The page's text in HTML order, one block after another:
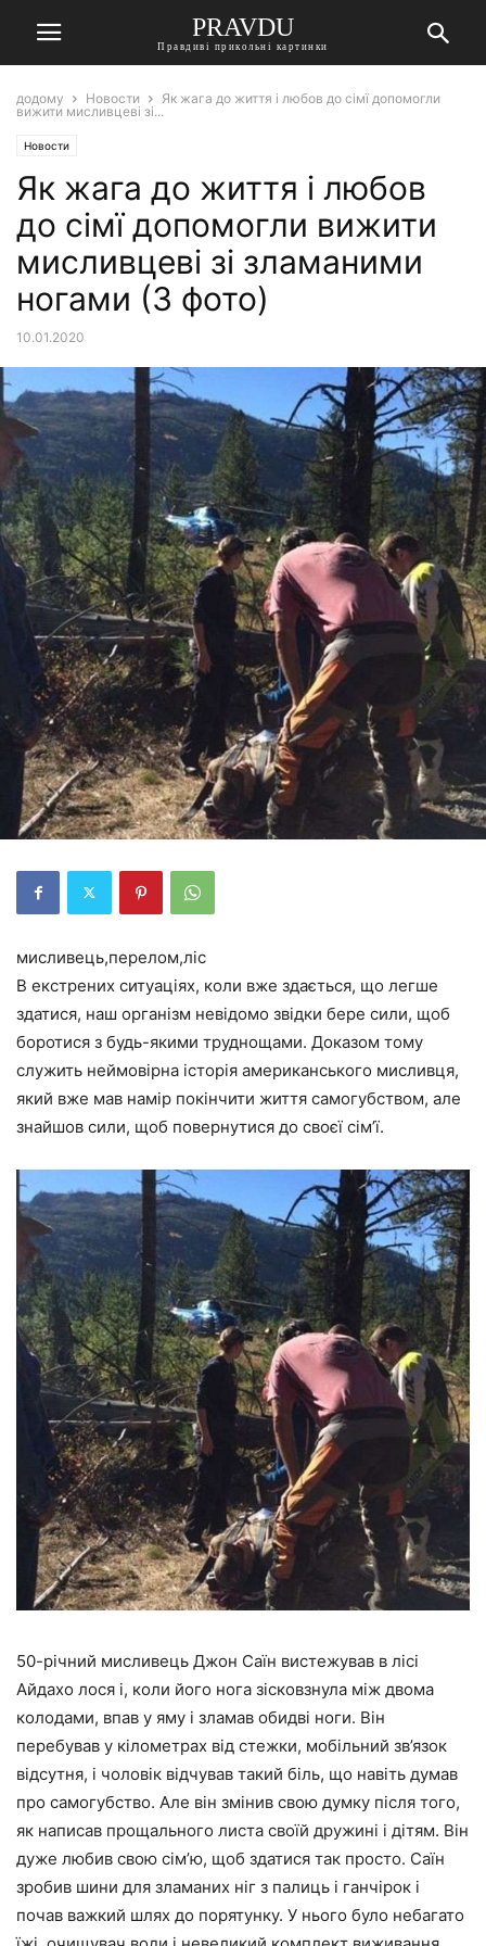
PRAVDU
Правдиві прикольні картинки
додому Новости
Як жага до життя і любов до сімї допомогли
вижити мисливцеві зі...
Новости
Як жага до життя і любов
до сімї допомогли вижити
мисливцеві зі зламаними
ногами (3 фото)
10.01.2020
мисливець,перелом,ліс
В екстрених ситуаціях, коли вже здається, що легше
здатися, наш організм невідомо звідки бере сили, щоб
боротися з будь-якими труднощами. Доказом тому
служить неймовірна історія американського мисливця,
який вже мав намір покінчити життя самогубством, але
знайшов сили, щоб повернутися до своєї сім’ї.
50-річний мисливець Джон Саїн вистежував в лісі
Айдахо лося і, коли його нога зісковзнула між двома
колодами, впав у яму і зламав обидві ноги. Він
перебував у кілометрах від стежки, мобільний зв’язок
відсутня, і чоловік відчував такий біль, що навіть думав
про самогубство. Але він змінив свою думку після того,
як написав прощального листа своїй дружині і дітям. Він
дуже любив свою сім’ю, щоб здатися так просто. Саїн
зробив шини для зламаних ніг з палиць і ганчірок і
почав важкий шлях до порятунку. У нього було небагато